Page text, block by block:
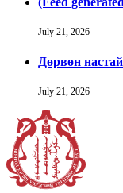
July 21, 2026
Дөрвөн
July 21, 2026